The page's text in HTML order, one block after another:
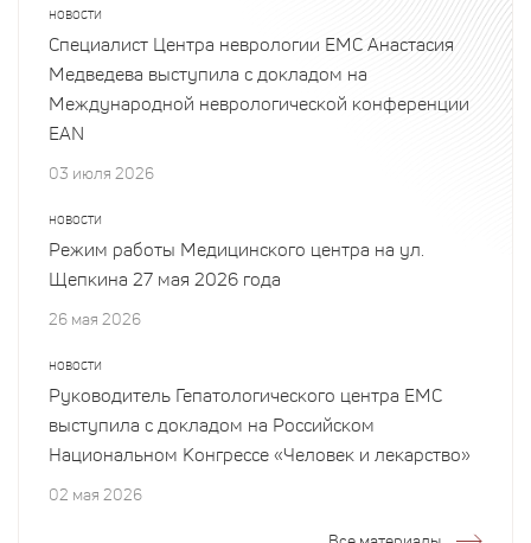
НОВОСТИ
Специалист Центра неврологии EMC Анастасия
Медведева выступила с докладом на
Международной неврологической конференции
EAN
03 июля 2026
НОВОСТИ
Режим работы Медицинского центра на ул.
Щепкина 27 мая 2026 года
26 мая 2026
НОВОСТИ
Руководитель Гепатологического центра EMC
выступила с докладом на Российском
Национальном Конгрессе «Человек и лекарство»
02 мая 2026